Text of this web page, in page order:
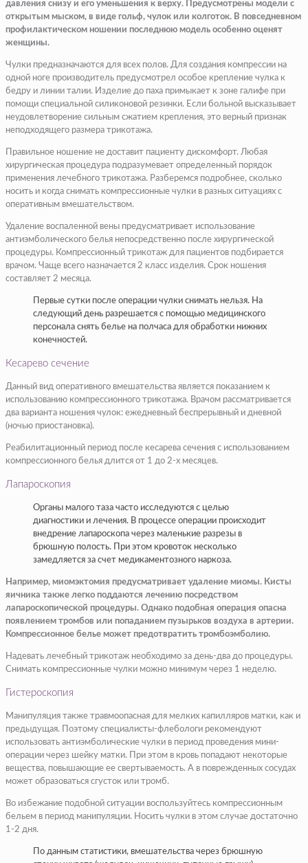
давления снизу и его уменьшения к верху. Предусмотрены модели с
открытым мыском, в виде гольф, чулок или колготок. В повседневном
профилактическом ношении последнюю модель особенно оценят
женщины.
Чулки предназначаются для всех полов. Для создания компрессии на
одной ноге производитель предусмотрел особое крепление чулка к
бедру и линии талии. Изделие до паха примыкает к зоне галифе при
помощи специальной силиконовой резинки. Если больной высказывает
неудовлетворение сильным сжатием крепления, это верный признак
неподходящего размера трикотажа.
Правильное ношение не доставит пациенту дискомфорт. Любая
хирургическая процедура подразумевает определенный порядок
применения лечебного трикотажа. Разберемся подробнее, сколько
носить и когда снимать компрессионные чулки в разных ситуациях с
оперативным вмешательством.
Удаление воспаленной вены предусматривает использование
антиэмболического белья непосредственно после хирургической
процедуры. Компрессионный трикотаж для пациентов подбирается
врачом. Чаще всего назначается 2 класс изделия. Срок ношения
составляет 2 месяца.
Первые сутки после операции чулки снимать нельзя. На
следующий день разрешается с помощью медицинского
персонала снять белье на полчаса для обработки нижних
конечностей.
Кесарево сечение
Данный вид оперативного вмешательства является показанием к
использованию компрессионного трикотажа. Врачом рассматривается
два варианта ношения чулок: ежедневный беспрерывный и дневной
(ночью приостановка).
Реабилитационный период после кесарева сечения с использованием
компрессионного белья длится от 1 до 2-х месяцев.
Лапароскопия
Органы малого таза часто исследуются с целью
диагностики и лечения. В процессе операции происходит
внедрение лапароскопа через маленькие разрезы в
брюшную полость. При этом кровоток несколько
замедляется за счет медикаментозного наркоза.
Например, миомэктомия предусматривает удаление миомы. Кисты
яичника также легко поддаются лечению посредством
лапароскопической процедуры. Однако подобная операция опасна
появлением тромбов или попаданием пузырьков воздуха в артерии.
Компрессионное белье может предотвратить тромбоэмболию.
Надевать лечебный трикотаж необходимо за день-два до процедуры.
Снимать компрессионные чулки можно минимум через 1 неделю.
Гистероскопия
Манипуляция также травмоопасная для мелких капилляров матки, как и
предыдущая. Поэтому специалисты-флебологи рекомендуют
использовать антиэмболические чулки в период проведения мини-
операции через шейку матки. При этом в кровь попадают некоторые
вещества, повышающие ее свертываемость. А в поврежденных сосудах
может образоваться сгусток или тромб.
Во избежание подобной ситуации воспользуйтесь компрессионным
бельем в период манипуляции. Носить чулки в этом случае достаточно
1-2 дня.
По данным статистики, вмешательства через брюшную